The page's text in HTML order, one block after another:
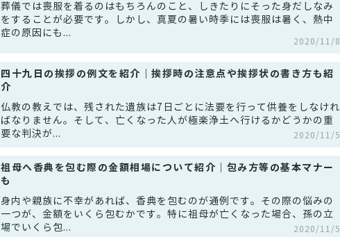
葬儀では喪服を着るのはもちろんのこと、しきたりにそった身だしなみ
をすることが必要です。しかし、真夏の暑い時季には喪服は暑く、熱中
症の原因にも...
2020/11/8
四十九日の挨拶の例文を紹介｜挨拶時の注意点や挨拶状の書き方も紹
介
仏教の教えでは、残された遺族は7日ごとに法要を行って供養をしなけれ
ばなりません。そして、亡くなった人が極楽浄土へ行けるかどうかの重
要な判決が...
2020/11/5
祖母へ香典を包む際の金額相場について紹介｜包み方等の基本マナー
も
身内や親族に不幸があれば、香典を包むのが通例です。その際の悩みの
一つが、金額をいくら包むかです。特に祖母が亡くなった場合、孫の立
場でいくら包...
2020/11/5